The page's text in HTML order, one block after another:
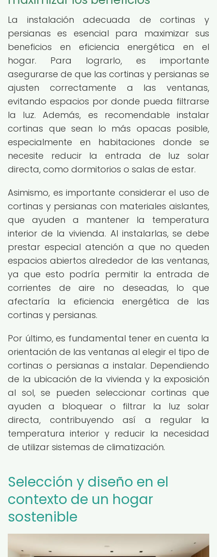
La instalación adecuada de cortinas y
persianas es esencial para maximizar sus
beneficios en eficiencia energética en el
hogar. Para lograrlo, es importante
asegurarse de que las cortinas y persianas se
ajusten correctamente a las ventanas,
evitando espacios por donde pueda filtrarse
la luz. Además, es recomendable instalar
cortinas que sean lo más opacas posible,
especialmente en habitaciones donde se
necesite reducir la entrada de luz solar
directa, como dormitorios o salas de estar.
Asimismo, es importante considerar el uso de
cortinas y persianas con materiales aislantes,
que ayuden a mantener la temperatura
interior de la vivienda. Al instalarlas, se debe
prestar especial atención a que no queden
espacios abiertos alrededor de las ventanas,
ya que esto podría permitir la entrada de
corrientes de aire no deseadas, lo que
afectaría la eficiencia energética de las
cortinas y persianas.
Por último, es fundamental tener en cuenta la
orientación de las ventanas al elegir el tipo de
cortinas o persianas a instalar. Dependiendo
de la ubicación de la vivienda y la exposición
al sol, se pueden seleccionar cortinas que
ayuden a bloquear o filtrar la luz solar
directa, contribuyendo así a regular la
temperatura interior y reducir la necesidad
de utilizar sistemas de climatización.
Selección y diseño en el
contexto de un hogar
sostenible